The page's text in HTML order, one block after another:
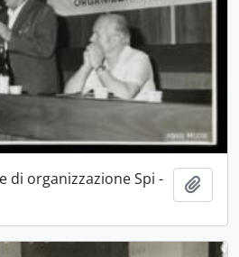
di organizzazione Spi -